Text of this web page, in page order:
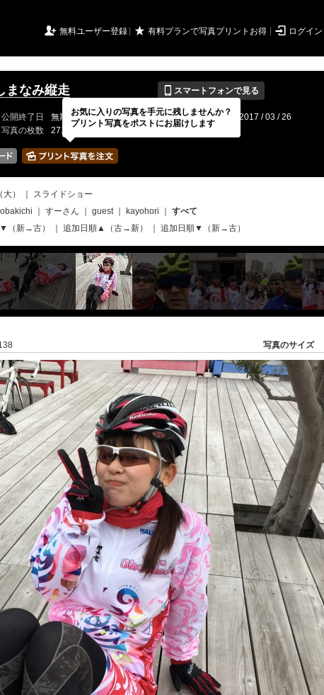
 無料ユーザー登録 ★ 有料プランで写真プリントお得  ログイン
まなみ縦走 📱 スマートフォンで見る
公開終了日 無期限 イベントの期間
2017 / 03 / 25 〜 2017 / 03 / 26
写真の枚数 271 / 2000枚
）
スライドショー
すーさん guest｜ kayohori
すべて
（新→古） 追加日順▲（古→新） 追加日順▼（新→古）
写真のサイズ
お気に入りの写真を手元に残しませんか？
プリント写真をポストにお届けします